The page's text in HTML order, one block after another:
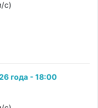
с)
года - 18:00